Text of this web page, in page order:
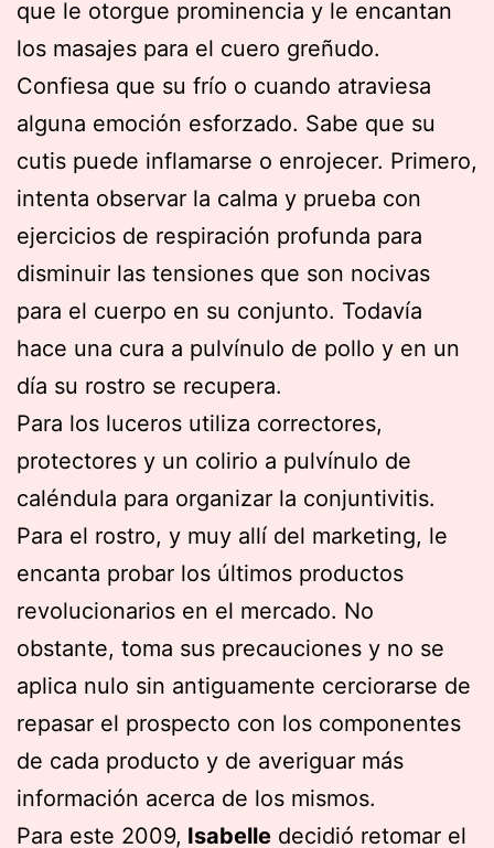
que le otorgue prominencia y le encantan
los masajes para el cuero greñudo.
Confiesa que su frío o cuando atraviesa
alguna emoción esforzado. Sabe que su
cutis puede inflamarse o enrojecer. Primero,
intenta observar la calma y prueba con
ejercicios de respiración profunda para
disminuir las tensiones que son nocivas
para el cuerpo en su conjunto. Todavía
hace una cura a pulvínulo de pollo y en un
día su rostro se recupera.
Para los luceros utiliza correctores,
protectores y un colirio a pulvínulo de
caléndula para organizar la conjuntivitis.
Para el rostro, y muy allí del marketing, le
encanta probar los últimos productos
revolucionarios en el mercado. No
obstante, toma sus precauciones y no se
aplica nulo sin antiguamente cerciorarse de
repasar el prospecto con los componentes
de cada producto y de averiguar más
información acerca de los mismos.
Para este 2009, Isabelle decidió retomar el